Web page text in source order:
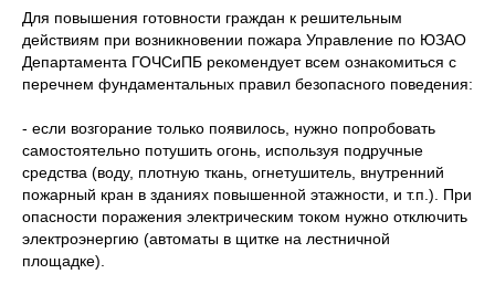
Для повышения готовности граждан к решительным
действиям при возникновении пожара Управление по ЮЗАО
Департамента ГОЧСиПБ рекомендует всем ознакомиться с
перечнем фундаментальных правил безопасного поведения:
- если возгорание только появилось, нужно попробовать
самостоятельно потушить огонь, используя подручные
средства (воду, плотную ткань, огнетушитель, внутренний
пожарный кран в зданиях повышенной этажности, и т.п.). При
опасности поражения электрическим током нужно отключить
электроэнергию (автоматы в щитке на лестничной
площадке).